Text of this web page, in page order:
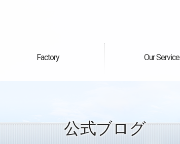
Factory
自社工場 Our Service
サービス案内
公式ブログ